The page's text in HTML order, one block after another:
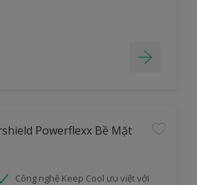
Powerflexx Bề Mặt
Công nghệ Keep Cool ưu việt với